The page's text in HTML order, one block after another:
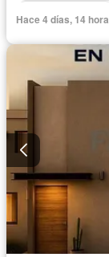
Hace 4 días, 14